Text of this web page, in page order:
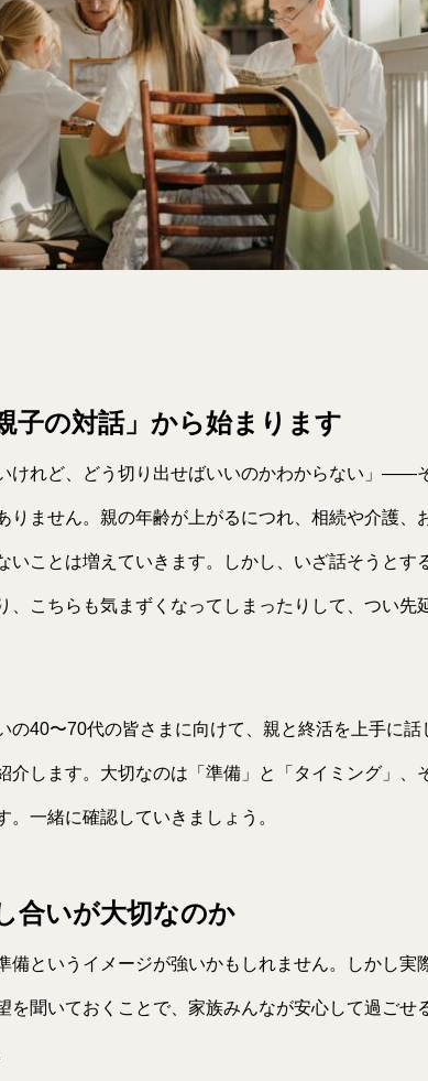
子の対話」から始まります
けれど、どう切り出せばいいのかわからない」——
りません。親の年齢が上がるにつれ、相続や介護、
いことは増えていきます。しかし、いざ話そうとす
、こちらも気まずくなってしまったりして、つい先
の40〜70代の皆さまに向けて、親と終活を上手に話
介します。大切なのは「準備」と「タイミング」、
一緒に確認していきましょう。
合いが大切なのか
備というイメージが強いかもしれません。しかし実
を聞いておくことで、家族みんなが安心して過ごせ